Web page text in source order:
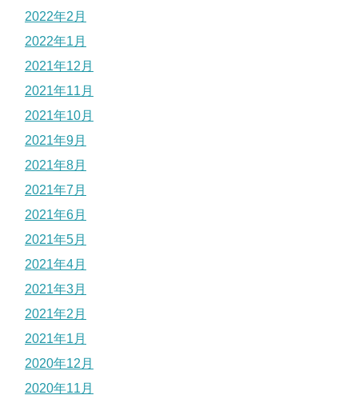
2022年2月
2022年1月
2021年12月
2021年11月
2021年10月
2021年9月
2021年8月
2021年7月
2021年6月
2021年5月
2021年4月
2021年3月
2021年2月
2021年1月
2020年12月
2020年11月